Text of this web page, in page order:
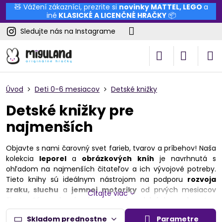
🧸 Vážení zákazníci, prezrite si novinky MATTEL, LEGO a
iné KLASICKÉ A LICENČNÉ HRAČKY📦
Sledujte nás na Instagrame
Úvod Deti 0-6 mesiacov Detské knižky
Detské knižky pre
najmenších
Objavte s nami čarovný svet farieb, tvarov a príbehov! Naša
kolekcia leporel a obrázkových kníh je navrhnutá s
ohľadom na najmenších čitateľov a ich vývojové potreby.
Tieto knihy sú ideálnym nástrojom na podporu rozvoja
zraku, sluchu a jemnej motorikyod prvých mesiacov
života. Sú vyrobené z bezpečných, odolných a zdravotne
nezávadných materiálov, ktoré sú šetrné k citlivej detskej
Čítajte viac
Skladom prednostne Parametre